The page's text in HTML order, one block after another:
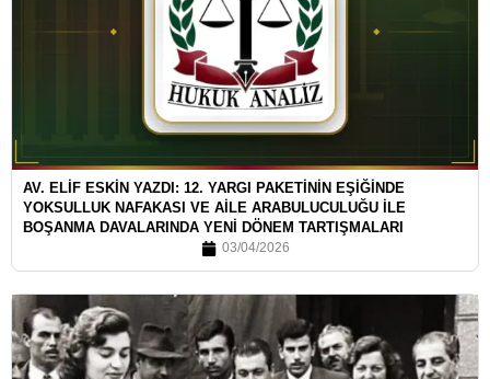
AV. ELİF ESKİN YAZDI: 12. YARGI PAKETİNİN EŞİĞİNDE
YOKSULLUK NAFAKASI VE AİLE ARABULUCULUĞU İLE
BOŞANMA DAVALARINDA YENİ DÖNEM TARTIŞMALARI
03/04/2026